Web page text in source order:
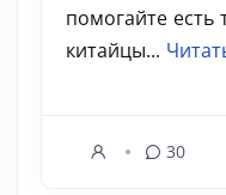
помогайте есть
китайцы...
30